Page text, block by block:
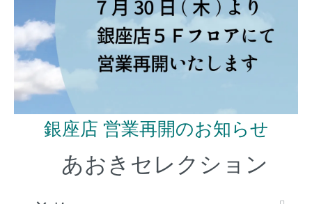
銀座店 営業再開のお知らせ
あおきセレクション